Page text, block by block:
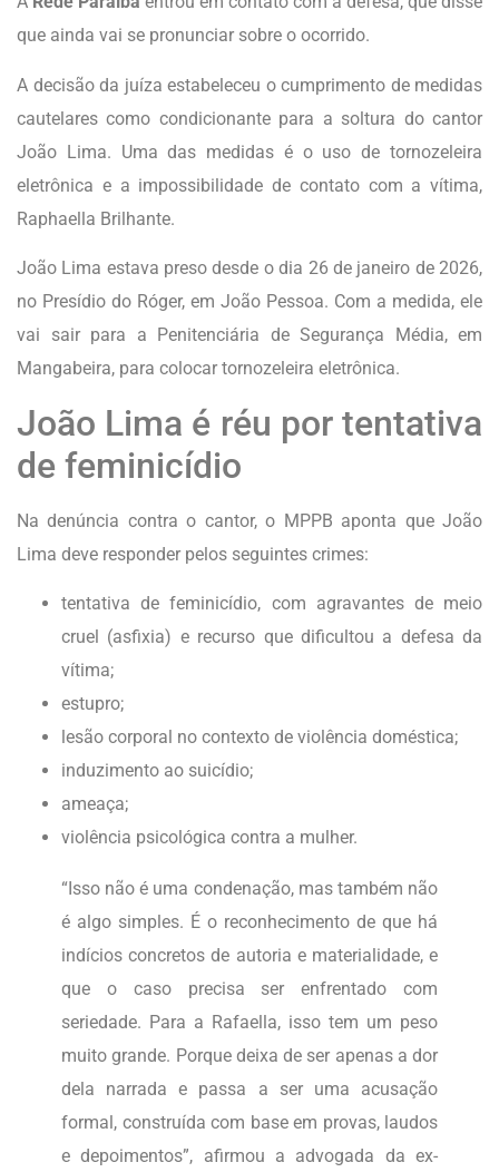
que ainda vai se pronunciar sobre o ocorrido.
A decisão da juíza estabeleceu o cumprimento de medidas
cautelares como condicionante para a soltura do cantor
João Lima. Uma das medidas é o uso de tornozeleira
eletrônica e a impossibilidade de contato com a vítima,
Raphaella Brilhante.
João Lima estava preso desde o dia 26 de janeiro de 2026,
no Presídio do Róger, em João Pessoa. Com a medida, ele
vai sair para a Penitenciária de Segurança Média, em
Mangabeira, para colocar tornozeleira eletrônica.
João Lima é réu por tentativa
de feminicídio
Na denúncia contra o cantor, o MPPB aponta que João
Lima deve responder pelos seguintes crimes:
tentativa de feminicídio, com agravantes de meio
cruel (asfixia) e recurso que dificultou a defesa da
vítima;
estupro;
lesão corporal no contexto de violência doméstica;
induzimento ao suicídio;
ameaça;
violência psicológica contra a mulher.
“Isso não é uma condenação, mas também não
é algo simples. É o reconhecimento de que há
indícios concretos de autoria e materialidade, e
que o caso precisa ser enfrentado com
seriedade. Para a Rafaella, isso tem um peso
muito grande. Porque deixa de ser apenas a dor
dela narrada e passa a ser uma acusação
formal, construída com base em provas, laudos
e depoimentos”, afirmou a advogada da ex-